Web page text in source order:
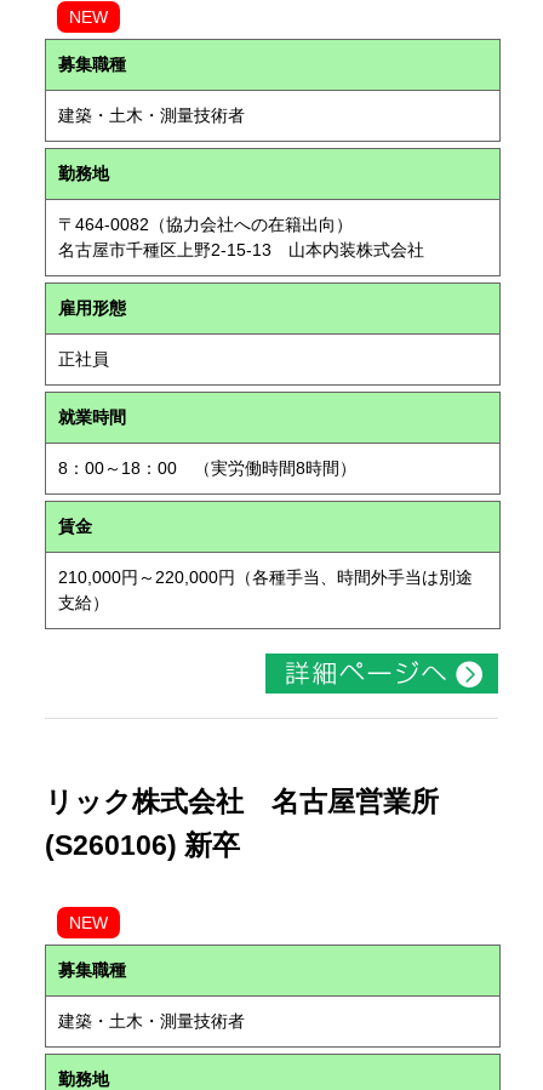
NEW
募集職種
建築・土木・測量技術者
勤務地
〒464-0082（協力会社への在籍出向）
名古屋市千種区上野2-15-13 山本内装株式会社
雇用形態
正社員
就業時間
8：00～18：00 （実労働時間8時間）
賃金
210,000円～220,000円（各種手当、時間外手当は別途
支給）
リック株式会社 名古屋営業所
(S260106) 新卒
NEW
募集職種
建築・土木・測量技術者
勤務地